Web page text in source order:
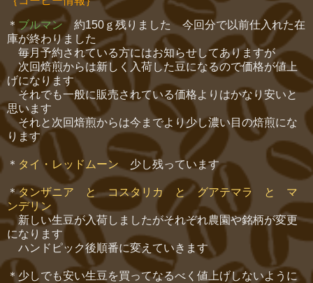
＊ ブルマン約150ｇ残りました 今回分で以前仕入れた在
庫が終わりました
毎月予約されている方にはお知らせしてありますが
次回焙煎からは新しく入荷した豆になるので価格が値上
げになります
それでも一般に販売されている価格よりはかなり安いと
思います
それと次回焙煎からは今までより少し濃い目の焙煎にな
ります
＊ タイ・レッドムーン 少し残っています
＊タンザニア と コスタリカ と グアテマラ と マ
ンデリン
新しい生豆が入荷しましたがそれぞれ農園や銘柄が変更
になります
ハンドピック後順番に変えていきます
＊少しでも安い生豆を買ってなるべく値上げしないように